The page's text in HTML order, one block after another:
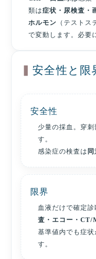
類は症状・尿検査・
ホルモン （テスト
で変動します。必要
安全性と限
安全性
少量の採血。穿
す。
感染症の検査は 同
限界
血液だけで確定診
査・エコー・CT/
基準値内でも症
す。